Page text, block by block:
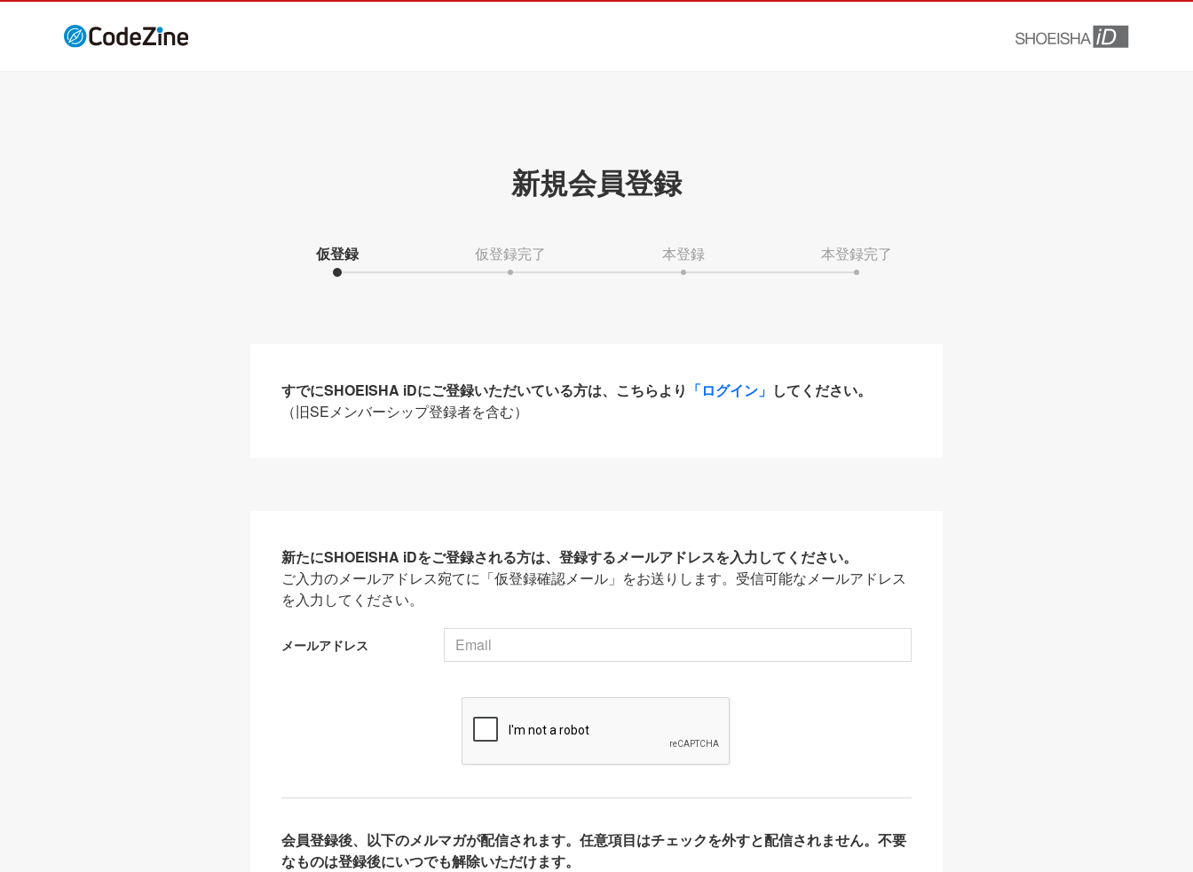
新規会員登録
仮登録 仮登録完了 本登録 本登録完了
すでにSHOEISHA iDにご登録いただいている方は、こちらより 「ログイン」 してください。
（旧SEメンバーシップ登録者を含む）
新たにSHOEISHA iDをご登録される方は、登録するメールアドレスを入力してください。
ご入力のメールアドレス宛てに「仮登録確認メール」をお送りします。受信可能なメールアドレス
を入力してください。
メールアドレス
会員登録後、以下のメルマガが配信されます。任意項目はチェックを外すと配信されません。不要
なものは登録後にいつでも解除いただけます。